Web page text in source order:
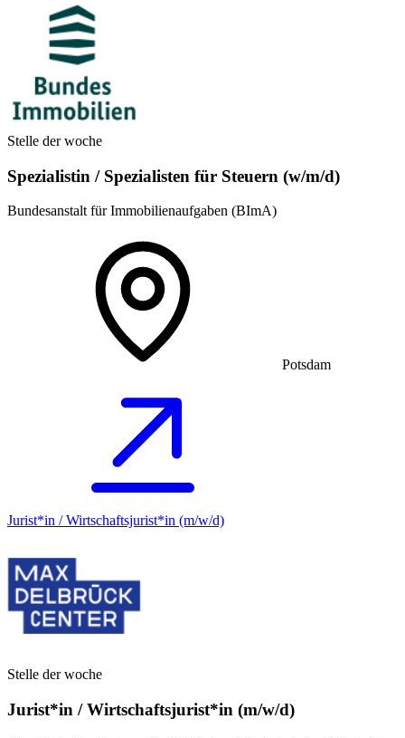
Stelle der woche
Spezialistin / Spezialisten für Steuern (w/m/d)
Bundesanstalt für Immobilienaufgaben (BImA)
Potsdam
Jurist*in / Wirtschafts­jurist*in (m/w/d)
Stelle der woche
Jurist*in / Wirtschafts­jurist*in (m/w/d)